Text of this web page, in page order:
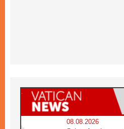
08.08.2026